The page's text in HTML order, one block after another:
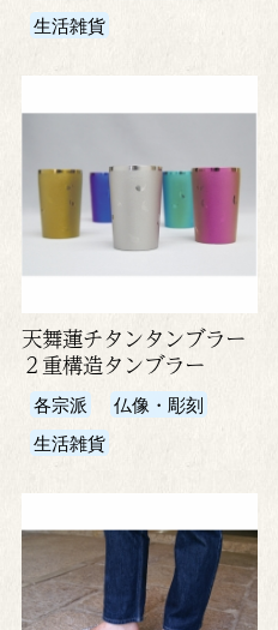
生活雑貨
天舞蓮チタンタンブラー
２重構造タンブラー
各宗派
仏像・彫刻
生活雑貨